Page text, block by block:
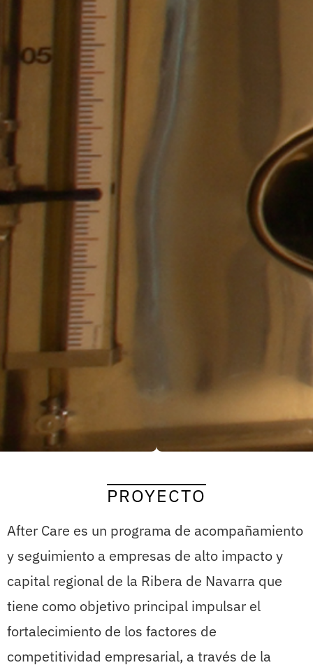
PROYECTO
After Care es un programa de acompañamiento
y seguimiento a empresas de alto impacto y
capital regional de la Ribera de Navarra que
tiene como objetivo principal impulsar el
fortalecimiento de los factores de
competitividad empresarial, a través de la